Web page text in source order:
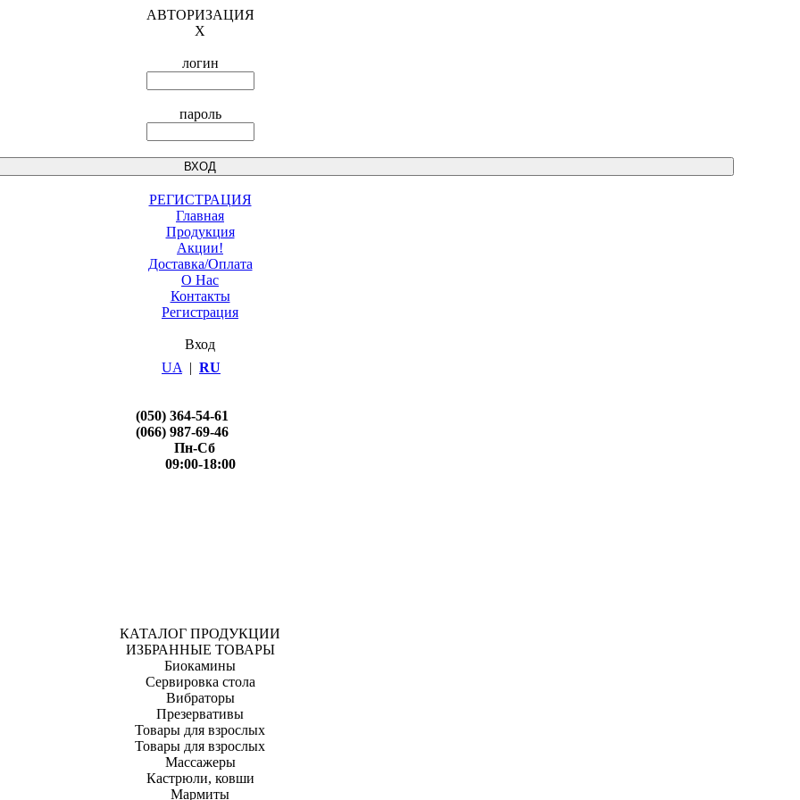
АВТОРИЗАЦИЯ
X
логин
пароль
РЕГИСТРАЦИЯ
Главная
Продукция
Акции!
Доставка/Оплата
О Нас
Контакты
Регистрация
Вход
UA | RU
(050) 364-54-61
(066) 987-69-46
Пн-Сб
09:00-18:00
КАТАЛОГ ПРОДУКЦИИ
ИЗБРАННЫЕ ТОВАРЫ
Биокамины
Сервировка стола
Вибраторы
Презервативы
Товары для взрослых
Товары для взрослых
Массажеры
Кастрюли, ковши
Мармиты